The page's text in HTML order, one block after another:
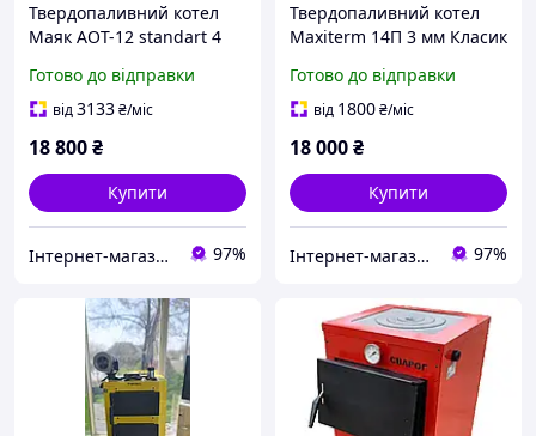
Твердопаливний котел
Маяк АОТ-12 standart 4
Готово до відправки
від3133₴/міс
18 800₴
Купити
Інтернет-магазин "Ochag" 97%
Твердопаливний котел
Maxiterm 14П 3 мм Класик
Готово до відправки
від 1800₴/міс
18 000₴
Купити
Інтернет-магазин "Ochag" 97%